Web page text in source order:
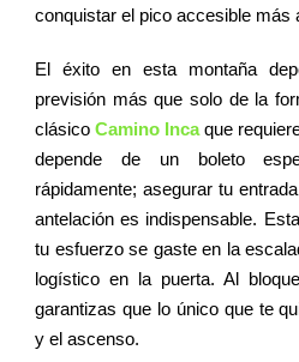
conquistar el pico accesible más
El éxito en esta montaña
previsión más que solo de la
clásico Camino Incaque
depende de un boleto
rápidamente; asegurar tu
antelación es indispensable.
tu esfuerzo se gaste en la
logístico en la puerta. Al
garantizas que lo único que te
y el ascenso.